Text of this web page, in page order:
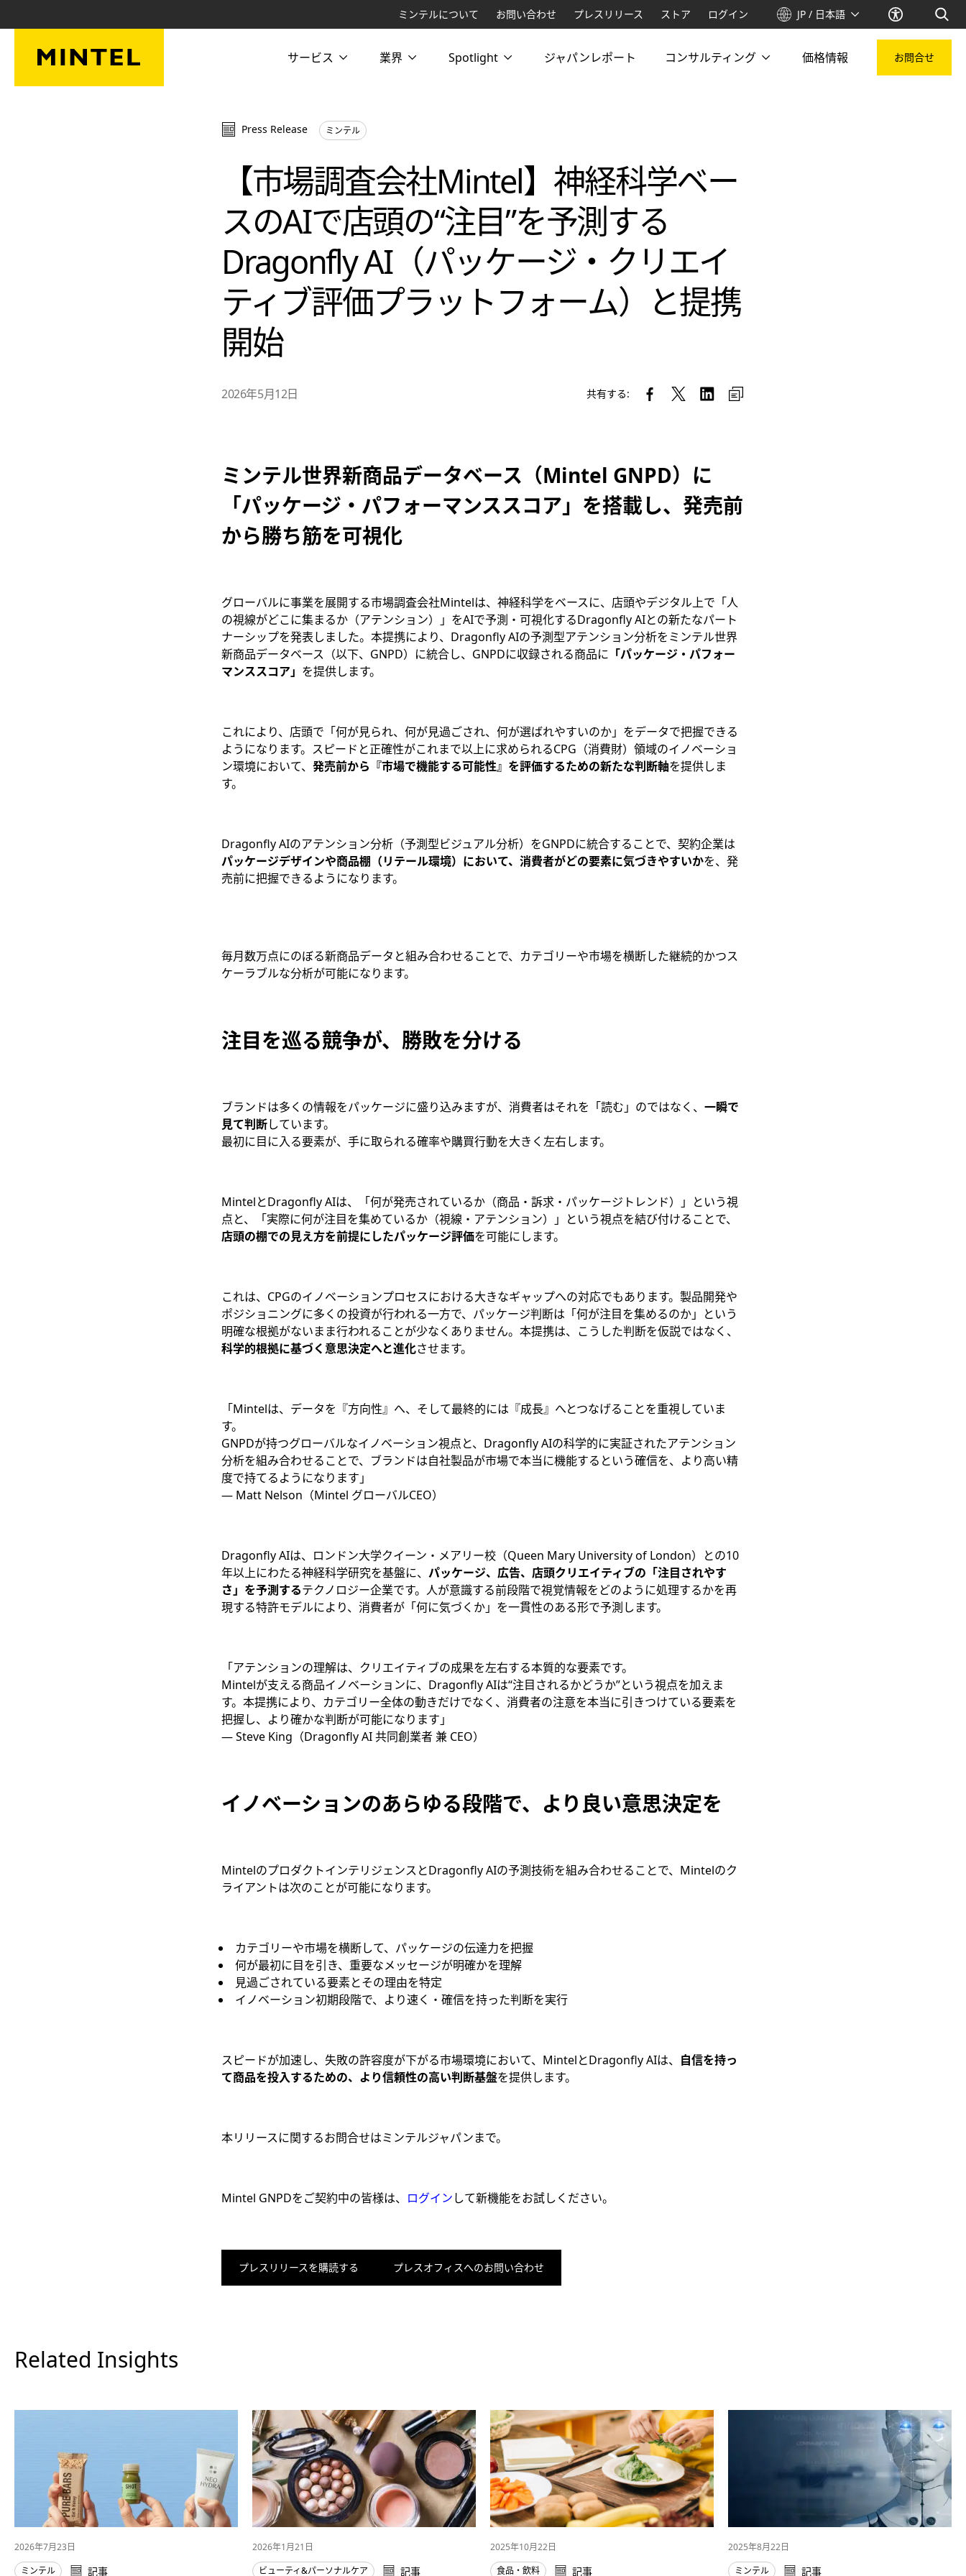
ミンテルについて お問い合わせ プレスリリース ストア ログイン JP / 日本語
サービス 業界 Spotlight ジャパンレポート コンサルティング 価格情報 お問合せ
Press Release ミンテル
【市場調査会社Mintel】神経科学ベー
スのAIで店頭の“注目”を予測する
Dragonfly AI（パッケージ・クリエイ
ティブ評価プラットフォーム）と提携
開始
2026年5月12日 共有する:
ミンテル世界新商品データベース（Mintel GNPD）に
「パッケージ・パフォーマンススコア」を搭載し、発売前
から勝ち筋を可視化
グローバルに事業を展開する市場調査会社Mintelは、神経科学をベースに、店頭やデジタル上で「人
の視線がどこに集まるか（アテンション）」をAIで予測・可視化するDragonfly AIとの新たなパート
ナーシップを発表しました。本提携により、Dragonfly AIの予測型アテンション分析をミンテル世界
新商品データベース（以下、GNPD）に統合し、GNPDに収録される商品に 「パッケージ・パフォー
マンススコア」 を提供します。
これにより、店頭で「何が見られ、何が見過ごされ、何が選ばれやすいのか」をデータで把握できる
ようになります。スピードと正確性がこれまで以上に求められるCPG（消費財）領域のイノベーショ
ン環境において、 発売前から『市場で機能する可能性』を評価するための新たな判断軸を提供しま
す。
Dragonfly AIのアテンション分析（予測型ビジュアル分析）をGNPDに統合することで、契約企業は
パッケージデザインや商品棚（リテール環境）において、消費者がどの要素に気づきやすいかを、発
売前に把握できるようになります。
毎月数万点にのぼる新商品データと組み合わせることで、カテゴリーや市場を横断した継続的かつス
ケーラブルな分析が可能になります。
注目を巡る競争が、勝敗を分ける
ブランドは多くの情報をパッケージに盛り込みますが、消費者はそれを「読む」のではなく、 一瞬で
見て判断しています。
最初に目に入る要素が、手に取られる確率や購買行動を大きく左右します。
MintelとDragonfly AIは、「何が発売されているか（商品・訴求・パッケージトレンド）」という視
点と、「実際に何が注目を集めているか（視線・アテンション）」という視点を結び付けることで、
店頭の棚での見え方を前提にしたパッケージ評価を可能にします。
これは、CPGのイノベーションプロセスにおける大きなギャップへの対応でもあります。製品開発や
ポジショニングに多くの投資が行われる一方で、パッケージ判断は「何が注目を集めるのか」という
明確な根拠がないまま行われることが少なくありません。本提携は、こうした判断を仮説ではなく、
科学的根拠に基づく意思決定へと進化させます。
「Mintelは、データを『方向性』へ、そして最終的には『成長』へとつなげることを重視していま
す。
GNPDが持つグローバルなイノベーション視点と、Dragonfly AIの科学的に実証されたアテンション
分析を組み合わせることで、ブランドは自社製品が市場で本当に機能するという確信を、より高い精
度で持てるようになります」
― Matt Nelson（Mintel グローバルCEO）
Dragonfly AIは、ロンドン大学クイーン・メアリー校（Queen Mary University of London）との10
年以上にわたる神経科学研究を基盤に、 パッケージ、広告、店頭クリエイティブの「注目されやす
さ」を予測するテクノロジー企業です。人が意識する前段階で視覚情報をどのように処理するかを再
現する特許モデルにより、消費者が「何に気づくか」を一貫性のある形で予測します。
「アテンションの理解は、クリエイティブの成果を左右する本質的な要素です。
Mintelが支える商品イノベーションに、Dragonfly AIは“注目されるかどうか”という視点を加えま
す。本提携により、カテゴリー全体の動きだけでなく、消費者の注意を本当に引きつけている要素を
把握し、より確かな判断が可能になります」
― Steve King（Dragonfly AI 共同創業者 兼 CEO）
イノベーションのあらゆる段階で、より良い意思決定を
MintelのプロダクトインテリジェンスとDragonfly AIの予測技術を組み合わせることで、Mintelのク
ライアントは次のことが可能になります。
カテゴリーや市場を横断して、パッケージの伝達力を把握
何が最初に目を引き、重要なメッセージが明確かを理解
見過ごされている要素とその理由を特定
イノベーション初期段階で、より速く・確信を持った判断を実行
スピードが加速し、失敗の許容度が下がる市場環境において、MintelとDragonfly AIは、 自信を持っ
て商品を投入するための、より信頼性の高い判断基盤を提供します。
本リリースに関するお問合せはミンテルジャパンまで。
Mintel GNPDをご契約中の皆様は、 ログインして新機能をお試しください。
プレスリリースを購読する プレスオフィスへのお問い合わせ
Related Insights
2026年7月23日
ミンテル
記事
2026年1月21日
ビューティ&パーソナルケア
記事
2025年10月22日
食品・飲料
記事
2025年8月22日
ミンテル
記事